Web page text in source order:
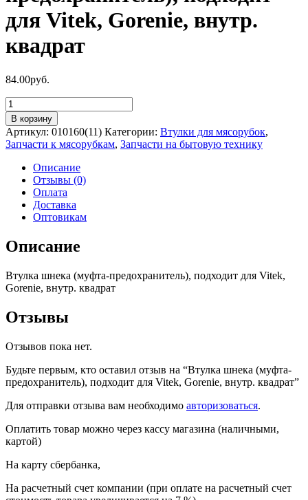
для Vitek, Gorenie, внутр.
квадрат
84.00руб.
Количество
товара
Втулка
шнека
(муфта-
предохранитель),
подходит
Vitek,
Gorenie,
внутр.
квадрат
В корзину
Артикул: 010160(11) Категории: Втулки для мясорубок,
Запчасти к мясорубкам, Запчасти на бытовую технику
Описание
Отзывы (0)
Оплата
Доставка
Оптовикам
Описание
Втулка шнека (муфта-предохранитель), подходит для Vitek,
Gorenie, внутр. квадрат
Отзывы
Отзывов пока нет.
Будьте первым, кто оставил отзыв на “Втулка шнека (муфта-
предохранитель), подходит для Vitek, Gorenie, внутр. квадрат”
Для отправки отзыва вам необходимо авторизоваться.
Оплатить товар можно через кассу магазина (наличными,
картой)
На карту сбербанка,
На расчетный счет компании (при оплате на расчетный счет